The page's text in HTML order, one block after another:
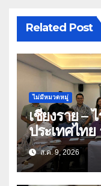
Related Post
ไม่มีหมวดหมู่
เชียงราย –
ประเทศไท
อาเซียน
หารืออนาค
ท่ามกลางค
ส.ค. 9, 2026